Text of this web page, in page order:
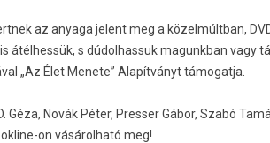
az an­yaga jelent meg a közelmúltban,
átélhessük, s dúdol­hassuk magunkban vagy
„Az Élet Menete” Alapítványt támogat­ja.
Géza, Novák Péter, Pre­ss­er Gábor, Szabó
on vásárol­ható meg!